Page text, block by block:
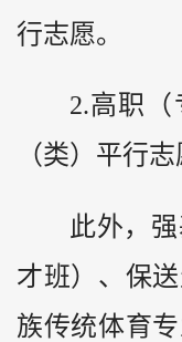
行志愿。
2.高职（
（类）平行志
此外，
才班）、保
族传统体育